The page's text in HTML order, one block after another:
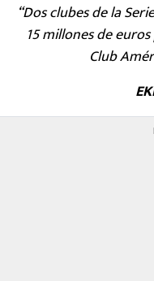
“Dos clubes de la
15 millones de
Club